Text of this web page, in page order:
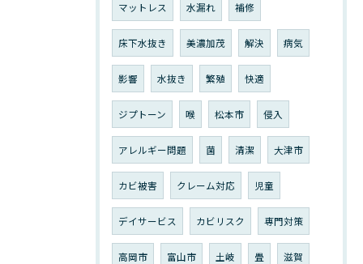
マットレス 水漏れ 補修
床下水抜き 美濃加茂 解決 病気
影響 水抜き 繁殖 快適
ジプトーン 喉 松本市 侵入
アレルギー問題 菌 清潔 大津市
カビ被害 クレーム対応 児童
デイサービス カビリスク 専門対策
高岡市 富山市 土岐 畳 滋賀